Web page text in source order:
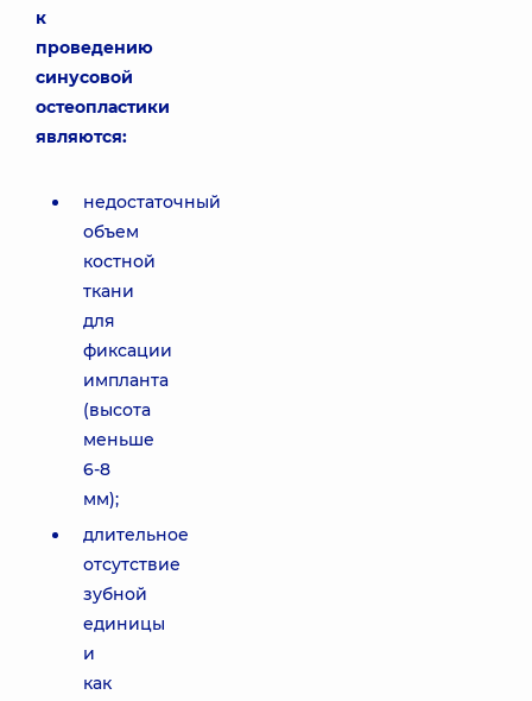
к
проведению
синусовой
остеопластики
являются:
недостаточный
объем
костной
ткани
для
фиксации
импланта
(высота
меньше
6-8
мм);
длительное
отсутствие
зубной
единицы
и
как